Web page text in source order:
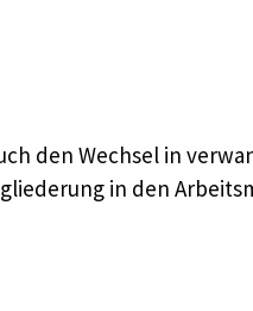
den Wechsel in
in den